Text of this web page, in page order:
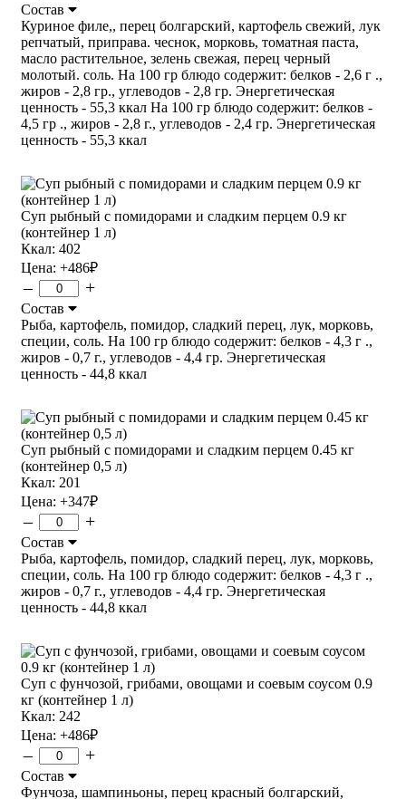
Состав
Куриное филе,, перец болгарский, картофель свежий, лук
репчатый, приправа. чеснок, морковь, томатная паста,
масло растительное, зелень свежая, перец черный
молотый. соль. На 100 гр блюдо содержит: белков - 2,6 г .,
жиров - 2,8 гр., углеводов - 2,8 гр. Энергетическая
ценность - 55,3 ккал На 100 гр блюдо содержит: белков -
4,5 гр ., жиров - 2,8 г., углеводов - 2,4 гр. Энергетическая
ценность - 55,3 ккал
Суп рыбный с помидорами и сладким перцем 0.9 кг
(контейнер 1 л)
Ккал: 402
Цена: +486₽
– +
Состав
Рыба, картофель, помидор, сладкий перец, лук, морковь,
специи, соль. На 100 гр блюдо содержит: белков - 4,3 г .,
жиров - 0,7 г., углеводов - 4,4 гр. Энергетическая
ценность - 44,8 ккал
Суп рыбный с помидорами и сладким перцем 0.45 кг
(контейнер 0,5 л)
Ккал: 201
Цена: +347₽
– +
Состав
Рыба, картофель, помидор, сладкий перец, лук, морковь,
специи, соль. На 100 гр блюдо содержит: белков - 4,3 г .,
жиров - 0,7 г., углеводов - 4,4 гр. Энергетическая
ценность - 44,8 ккал
Суп с фунчозой, грибами, овощами и соевым соусом 0.9
кг (контейнер 1 л)
Ккал: 242
Цена: +486₽
– +
Состав
Фунчоза, шампиньоны, перец красный болгарский,